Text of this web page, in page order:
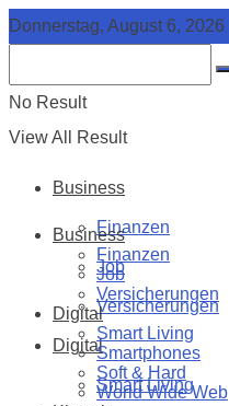
Donnerstag, August 6, 2026
No Result
View All Result
Business
Finanzen
Job
Versicherungen
Digital
Smart Living
Business
Finanzen
Job
Versicherungen
Digital
Smart Living
Smartphones
Soft & Hard
World Wide Web